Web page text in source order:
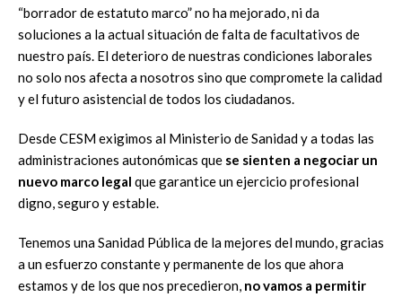
“borrador de estatuto marco” no ha mejorado, ni da
soluciones a la actual situación de falta de facultativos de
nuestro país. El deterioro de nuestras condiciones laborales
no solo nos afecta a nosotros sino que compromete la calidad
y el futuro asistencial de todos los ciudadanos.
Desde CESM exigimos al Ministerio de Sanidad y a todas las
administraciones autonómicas que se sienten a negociar un
nuevo marco legal que garantice un ejercicio profesional
digno, seguro y estable.
Tenemos una Sanidad Pública de la mejores del mundo, gracias
a un esfuerzo constante y permanente de los que ahora
estamos y de los que nos precedieron, no vamos a permitir